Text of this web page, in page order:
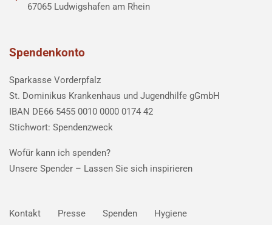
67065 Ludwigshafen am Rhein
Spendenkonto
Sparkasse Vorderpfalz
St. Dominikus Krankenhaus und Jugendhilfe gGmbH
IBAN DE66 5455 0010 0000 0174 42
Stichwort: Spendenzweck
Wofür kann ich spenden?
Unsere Spender – Lassen Sie sich inspirieren
Kontakt Presse Spenden
Hygiene